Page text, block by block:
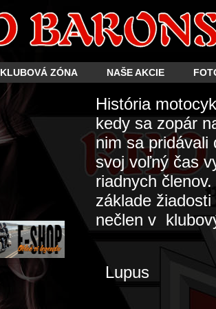
KLUBOVÁ ZÓNA NAŠE AKCIE
História
kedy sa zopár
nim sa
svoj voľný čas
riadnych
základe
nečlen v
Lupus